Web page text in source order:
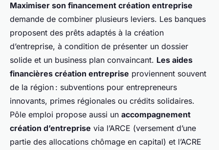
Maximiser son financement création entreprise
demande de combiner plusieurs leviers. Les banques
proposent des prêts adaptés à la création
d’entreprise, à condition de présenter un dossier
solide et un business plan convaincant. Les aides
financières création entreprise proviennent souvent
de la région : subventions pour entrepreneurs
innovants, primes régionales ou crédits solidaires.
Pôle emploi propose aussi un accompagnement
création d’entreprise via l’ARCE (versement d’une
partie des allocations chômage en capital) et l’ACRE